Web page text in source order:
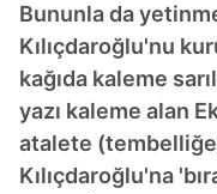
Bununla da
Kılıçdaroğlu'nu
kağıda kaleme
yazı kaleme alan
atalete
Kılıçdaroğlu'na